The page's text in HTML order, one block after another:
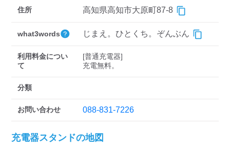
検索する
住所 高知県高知市大原町87-8
what3words じまえ。ひとくち。ぞんぶん
利用料金につい
て
[普通充電器]
充電無料。
分類
お問い合わせ 088-831-7226
充電器スタンドの地図